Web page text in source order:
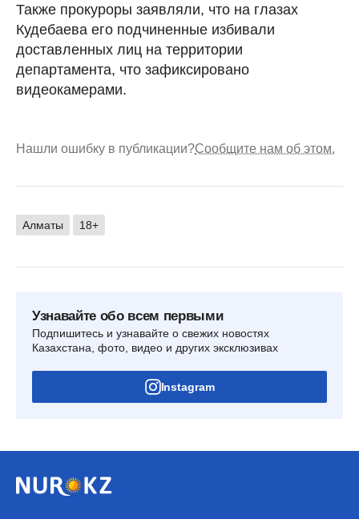
Также прокуроры заявляли, что на глазах
Кудебаева его подчиненные избивали
доставленных лиц на территории
департамента, что зафиксировано
видеокамерами.
Нашли ошибку в публикации?Сообщите нам об этом.
Алматы 18+
Узнавайте обо всем первыми
Подпишитесь и узнавайте о свежих новостях
Казахстана, фото, видео и других эксклюзивах
Instagram